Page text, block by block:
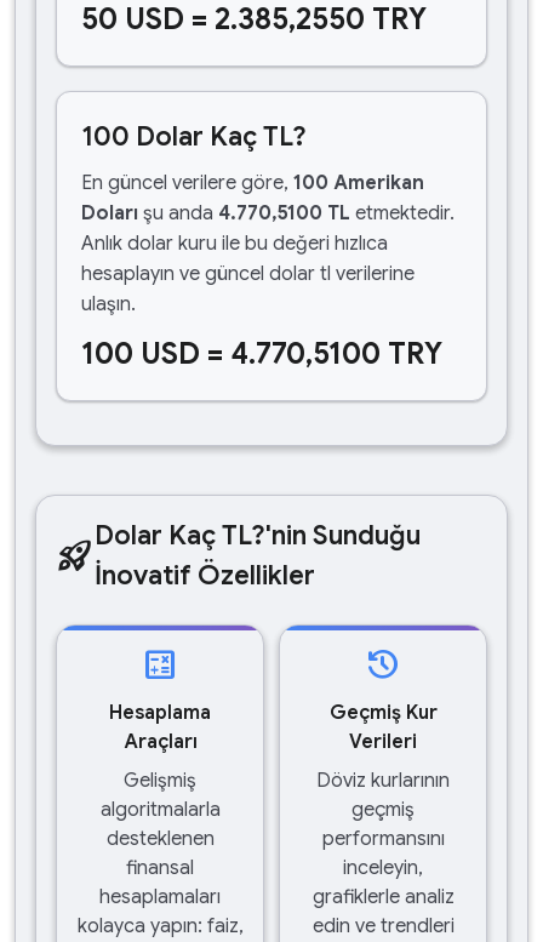
50 USD = 2.385,2550 TRY
100 Dolar Kaç TL?
En güncel verilere göre, 100 Amerikan
Doları şu anda 4.770,5100 TL etmektedir.
Anlık dolar kuru ile bu değeri hızlıca
hesaplayın ve güncel dolar tl verilerine
ulaşın.
100 USD = 4.770,5100 TRY
rocket_launchDolar Kaç TL?'nin Sunduğu
İnovatif Özellikler
calculate
Hesaplama
Araçları
Gelişmiş
algoritmalarla
desteklenen
finansal
hesaplamaları
kolayca yapın: faiz,
history
Geçmiş Kur
Verileri
Döviz kurlarının
geçmiş
performansını
inceleyin,
grafiklerle analiz
edin ve trendleri